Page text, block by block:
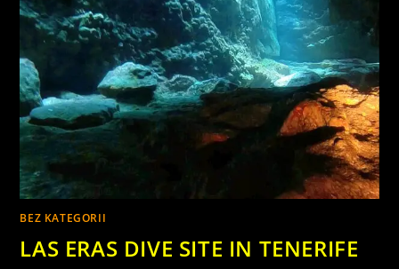
BEZ KATEGORII
LAS ERAS DIVE SITE IN TENERIFE